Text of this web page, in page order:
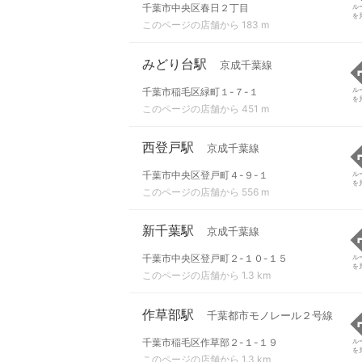
千葉市中央区春日２丁目
このページの店舗から 183 m
ル
を
みどり台駅 京成千葉線
千葉市稲毛区緑町１-７-１
このページの店舗から 451 m
ル
を
西登戸駅 京成千葉線
千葉市中央区登戸町４-９-１
このページの店舗から 556 m
ル
を
新千葉駅 京成千葉線
千葉市中央区登戸町２-１０-１５
このページの店舗から 1.3 km
ル
を
作草部駅 千葉都市モノレール２号線
千葉市稲毛区作草部２-１-１９
このページの店舗から 1.3 km
ル
を